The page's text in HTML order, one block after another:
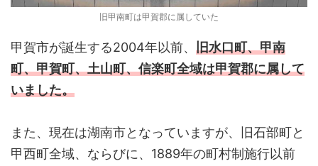
旧甲南町は甲賀郡に属していた
甲賀市が誕生する2004年以前、 旧水口町、甲南
町、甲賀町、土山町、信楽町全域は甲賀郡に属して
いました。
また、現在は湖南市となっていますが、旧石部町と
甲西町全域、ならびに、1889年の町村制施行以前